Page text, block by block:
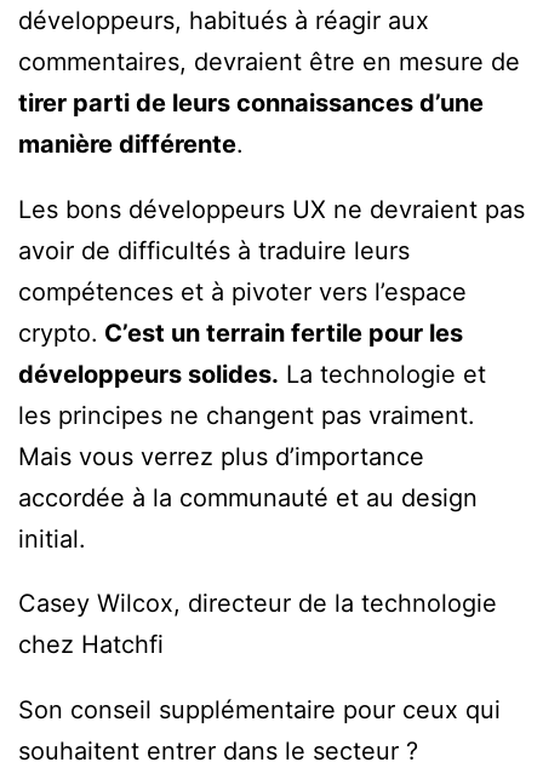
développeurs, habitués à réagir aux
commentaires, devraient être en mesure de
tirer parti de leurs connaissances d’une
manière différente.
Les bons développeurs UX ne devraient pas
avoir de difficultés à traduire leurs
compétences et à pivoter vers l’espace
crypto. C’est un terrain fertile pour les
développeurs solides. La technologie et
les principes ne changent pas vraiment.
Mais vous verrez plus d’importance
accordée à la communauté et au design
initial.
Casey Wilcox, directeur de la technologie
chez Hatchfi
Son conseil supplémentaire pour ceux qui
souhaitent entrer dans le secteur ?